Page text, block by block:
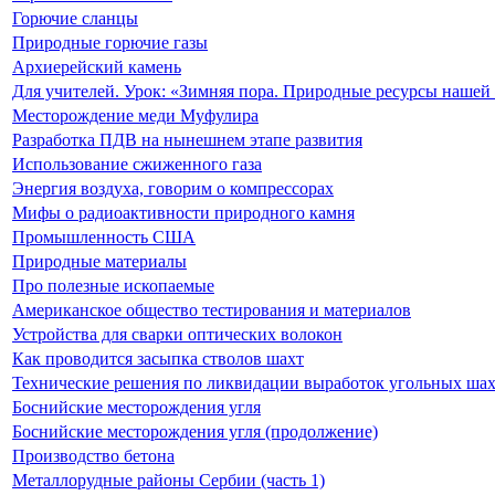
Горючие сланцы
Природные горючие газы
Архиерейский камень
Для учителей. Урок: «Зимняя пора. Природные ресурсы нашей
Месторождение меди Муфулира
Разработка ПДВ на нынешнем этапе развития
Использование сжиженного газа
Энергия воздуха, говорим о компрессорах
Мифы о радиоактивности природного камня
Промышленность США
Природные материалы
Про полезные ископаемые
Американское общество тестирования и материалов
Устройства для сварки оптических волокон
Как проводится засыпка стволов шахт
Технические решения по ликвидации выработок угольных
Боснийские месторождения угля
Боснийские месторождения угля (продолжение)
Производство бетона
Металлорудные районы Сербии (часть 1)